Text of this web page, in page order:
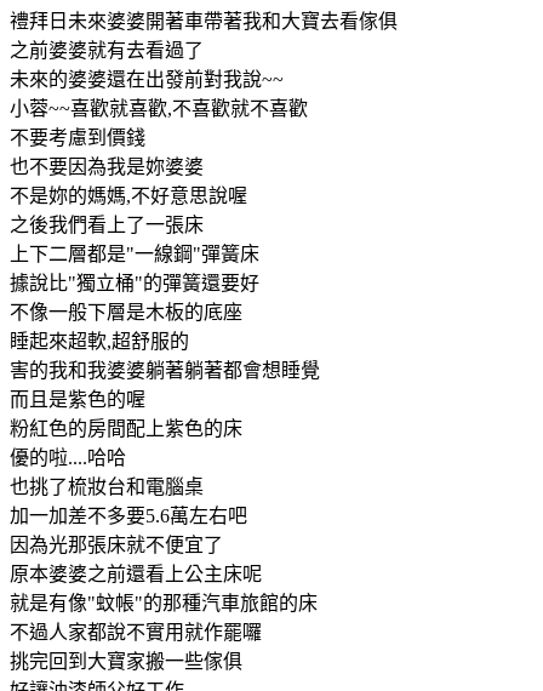
禮拜日未來婆婆開著車帶著我和大寶去看傢俱
之前婆婆就有去看過了
未來的婆婆還在出發前對我說~~
小蓉~~喜歡就喜歡,不喜歡就不喜歡
不要考慮到價錢
也不要因為我是妳婆婆
不是妳的媽媽,不好意思說喔
之後我們看上了一張床
上下二層都是"一線鋼"彈簧床
據說比"獨立桶"的彈簧還要好
不像一般下層是木板的底座
睡起來超軟,超舒服的
害的我和我婆婆躺著躺著都會想睡覺
而且是紫色的喔
粉紅色的房間配上紫色的床
優的啦....哈哈
也挑了梳妝台和電腦桌
加一加差不多要5.6萬左右吧
因為光那張床就不便宜了
原本婆婆之前還看上公主床呢
就是有像"蚊帳"的那種汽車旅館的床
不過人家都說不實用就作罷囉
挑完回到大寶家搬一些傢俱